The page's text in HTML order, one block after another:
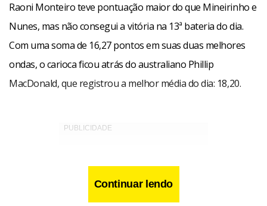
Raoni Monteiro teve pontuação maior do que Mineirinho e
Nunes, mas não consegui a vitória na 13ª bateria do dia.
Com uma soma de 16,27 pontos em suas duas melhores
ondas, o carioca ficou atrás do australiano Phillip
MacDonald, que registrou a melhor média do dia: 18,20.
Continuar lendo